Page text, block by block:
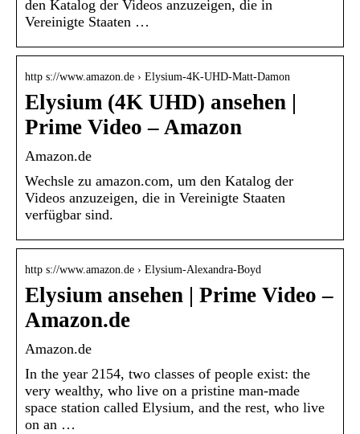
den Katalog der Videos anzuzeigen, die in
Vereinigte Staaten …
http s://www.amazon.de › Elysium-4K-UHD-Matt-Damon
Elysium (4K UHD) ansehen |
Prime Video – Amazon
Amazon.de
Wechsle zu amazon.com, um den Katalog der
Videos anzuzeigen, die in Vereinigte Staaten
verfügbar sind.
http s://www.amazon.de › Elysium-Alexandra-Boyd
Elysium ansehen | Prime Video –
Amazon.de
Amazon.de
In the year 2154, two classes of people exist: the
very wealthy, who live on a pristine man-made
space station called Elysium, and the rest, who live
on an …